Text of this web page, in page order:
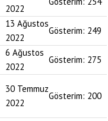
2022
13 Ağustos
2022
Gösterim: 249
6 Ağustos
2022
Gösterim: 275
30 Temmuz
2022
Gösterim: 200